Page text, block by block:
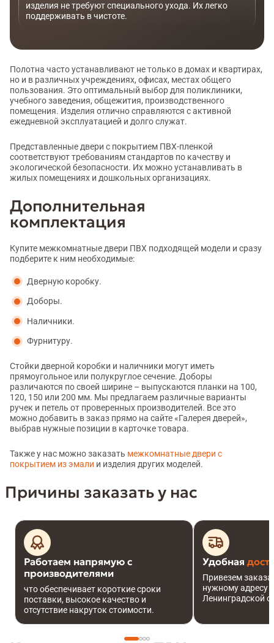
изделия не требуют специального ухода. Их легко
поддерживать в чистоте.
Полотна часто устанавливают не только в домах и квартирах,
но и в различных учреждениях, офисах, местах общего
пользования. Это оптимальный выбор для поликлиники,
учебного заведения, общежития, производственного
помещения. Изделия отлично справляются с активной
ежедневной эксплуатацией и долго служат.
Представленные двери с покрытием ПВХ-пленкой
соответствуют требованиям стандартов по качеству и
экологической безопасности. Их можно устанавливать в
жилых помещениях и дошкольных организациях.
Дополнительная
комплектация
Купите межкомнатные двери ПВХ подходящей модели и сразу
подберите к ним необходимые:
Дверную коробку.
Доборы.
Наличники.
Фурнитуру.
Стойки дверной коробки и наличники могут иметь
прямоугольное или полукруглое сечение. Доборы
различаются по своей ширине – выпускаются планки на 100,
120, 150 или 200 мм. Мы предлагаем различные варианты
ручек и петель от проверенных производителей. Все это
можно добавить в заказ прямо на сайте «Галерея дверей»,
выбрав нужные позиции в карточке товара.
Также у нас можно заказать межкомнатные двери с
покрытием из эмали и изделия других моделей.
Причины заказать у нас
Работаем напрямую с
производителями
что обеспечивает короткие сроки
поставки, высокое качество и
отсутствие накруток стоимости.
Удобная
Привезем
нужному адресу
Ленинградской